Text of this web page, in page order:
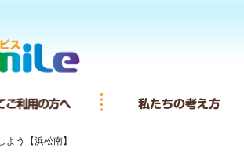
サービスとは 初めてご利用の方へ
よう【浜松南】